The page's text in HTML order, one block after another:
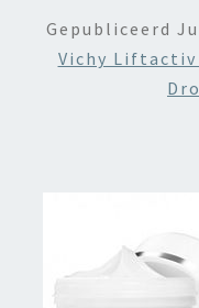
Gepubliceerd
Vichy Liftactiv